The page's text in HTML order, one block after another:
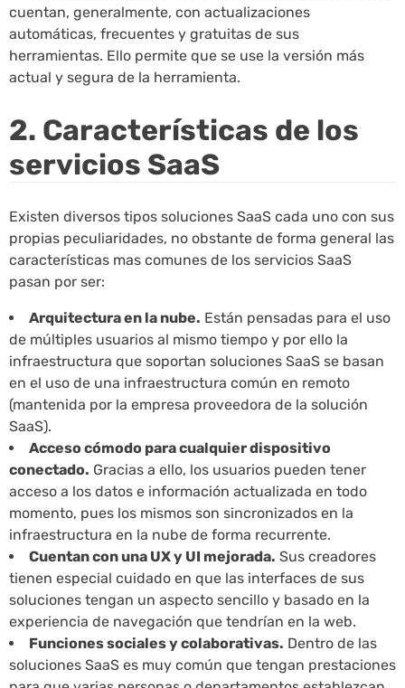
cuentan, generalmente, con actualizaciones
automáticas, frecuentes y gratuitas de sus
herramientas. Ello permite que se use la versión más
actual y segura de la herramienta.
2. Características de los
servicios SaaS
Existen diversos tipos soluciones SaaS cada uno con sus
propias peculiaridades, no obstante de forma general las
características mas comunes de los servicios SaaS
pasan por ser:
Arquitectura en la nube. Están pensadas para el uso
de múltiples usuarios al mismo tiempo y por ello la
infraestructura que soportan soluciones SaaS se basan
en el uso de una infraestructura común en remoto
(mantenida por la empresa proveedora de la solución
SaaS).
Acceso cómodo para cualquier dispositivo
conectado. Gracias a ello, los usuarios pueden tener
acceso a los datos e información actualizada en todo
momento, pues los mismos son sincronizados en la
infraestructura en la nube de forma recurrente.
Cuentan con una UX y UI mejorada. Sus creadores
tienen especial cuidado en que las interfaces de sus
soluciones tengan un aspecto sencillo y basado en la
experiencia de navegación que tendrían en la web.
Funciones sociales y colaborativas. Dentro de las
soluciones SaaS es muy común que tengan prestaciones